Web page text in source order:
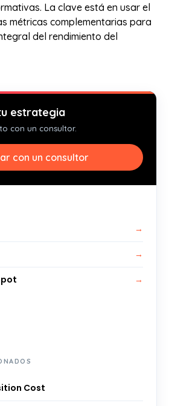
La clave está en usar el
métricas complementarias para
del rendimiento del
estrategia
con un consultor.
con un consultor
→
→
→
Cost